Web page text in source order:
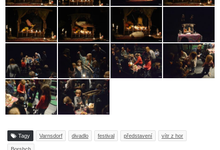
Tagy Varnsdorf divadlo festival představení vítr z hor